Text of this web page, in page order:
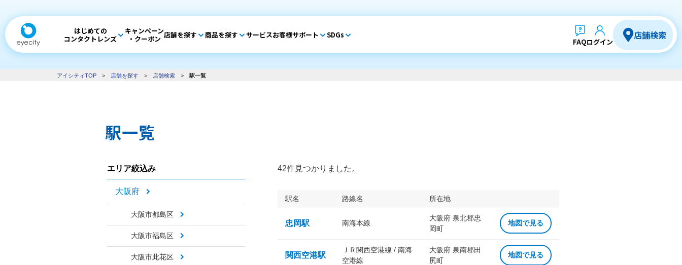
はじめての
コンタクトレンズ
キャンペーン
・クーポン 店舗を探す 商品を探す サービスお客様サポート SDGs
FAQログイン
店舗検索
アイシティTOP > 店舗を探す > 店舗検索 > 駅一覧
駅一覧
エリア絞込み
大阪府
大阪市都島区
大阪市福島区
大阪市此花区
42件見つかりました。
駅名 路線名 所在地
忠岡駅 南海本線
大阪府 泉北郡忠
岡町
地図で見る
関西空港駅
ＪＲ関西空港線 / 南海
空港線
大阪府 泉南郡田
尻町
地図で見る